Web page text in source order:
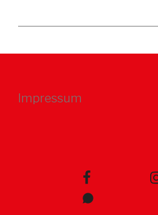
Impressum
instagram